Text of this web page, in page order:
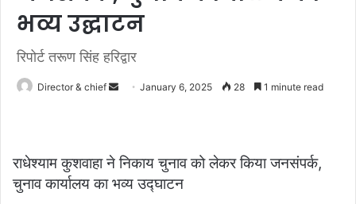
भव्य उद्घाटन
रिपोर्ट तरूण सिंह हरिद्वार
Director & chief
SendJanuary 6, 2025 28 1 minute read
राधेश्याम कुशवाहा ने निकाय चुनाव को लेकर किया जनसंपर्क,
चुनाव कार्यालय का भव्य उद्घाटन